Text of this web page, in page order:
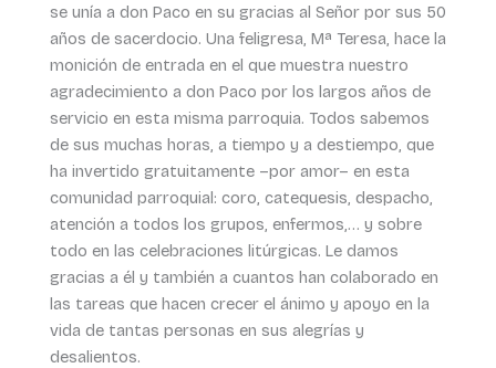
se unía a don Paco en su gracias al Señor por sus 50
años de sacerdocio. Una feligresa, Mª Teresa, hace la
monición de entrada en el que muestra nuestro
agradecimiento a don Paco por los largos años de
servicio en esta misma parroquia. Todos sabemos
de sus muchas horas, a tiempo y a destiempo, que
ha invertido gratuitamente –por amor– en esta
comunidad parroquial: coro, catequesis, despacho,
atención a todos los grupos, enfermos,… y sobre
todo en las celebraciones litúrgicas. Le damos
gracias a él y también a cuantos han colaborado en
las tareas que hacen crecer el ánimo y apoyo en la
vida de tantas personas en sus alegrías y
desalientos.